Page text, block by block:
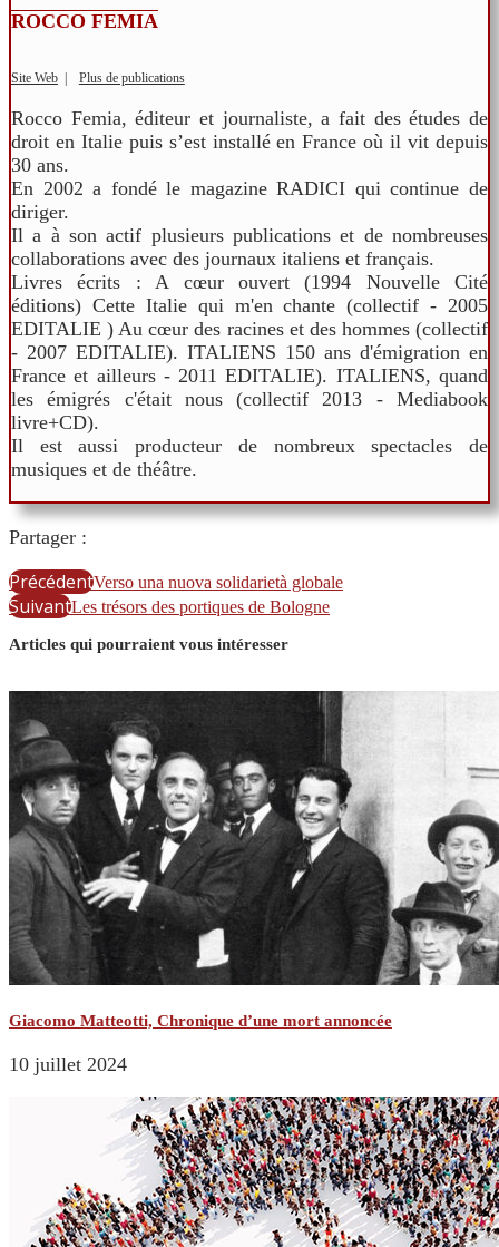
ROCCO FEMIA
Site Web Plus de publications
Rocco Femia, éditeur et journaliste, a fait des études de
droit en Italie puis s’est installé en France où il vit depuis
30 ans.
En 2002 a fondé le magazine RADICI qui continue de
diriger.
Il a à son actif plusieurs publications et de nombreuses
collaborations avec des journaux italiens et français.
Livres écrits : A cœur ouvert (1994 Nouvelle Cité
éditions) Cette Italie qui m'en chante (collectif - 2005
EDITALIE ) Au cœur des racines et des hommes (collectif
- 2007 EDITALIE). ITALIENS 150 ans d'émigration en
France et ailleurs - 2011 EDITALIE). ITALIENS, quand
les émigrés c'était nous (collectif 2013 - Mediabook
livre+CD).
Il est aussi producteur de nombreux spectacles de
musiques et de théâtre.
Partager :
PrécédentVerso una nuova solidarietà globale
SuivantLes trésors des portiques de Bologne
Articles qui pourraient vous intéresser
Giacomo Matteotti, Chronique d’une mort annoncée
10 juillet 2024